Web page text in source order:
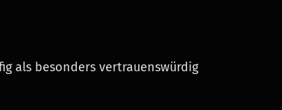
als besonders vertrauenswürdig